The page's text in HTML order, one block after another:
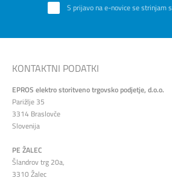
S prijavo na e-novice se strinjam s
KONTAKTNI PODATKI
EPROS elektro storitveno trgovsko podjetje, d.o.o.
Parižlje 35
3314 Braslovče
Slovenija
PE ŽALEC
Šlandrov trg 20a,
3310 Žalec